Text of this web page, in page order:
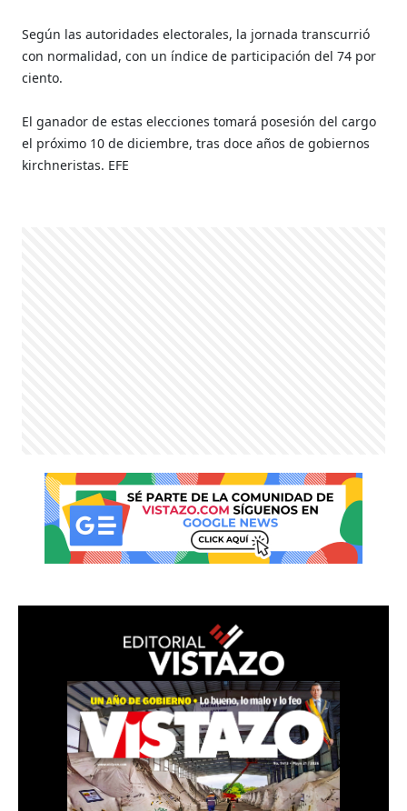
Según las autoridades electorales, la jornada transcurrió
con normalidad, con un índice de participación del 74 por
ciento.
El ganador de estas elecciones tomará posesión del cargo
el próximo 10 de diciembre, tras doce años de gobiernos
kirchneristas. EFE